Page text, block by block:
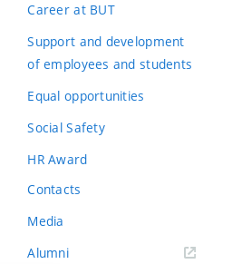
Career at BUT
Support and development
of employees and students
Equal opportunities
Social Safety
HR Award
Contacts
Media
Alumni